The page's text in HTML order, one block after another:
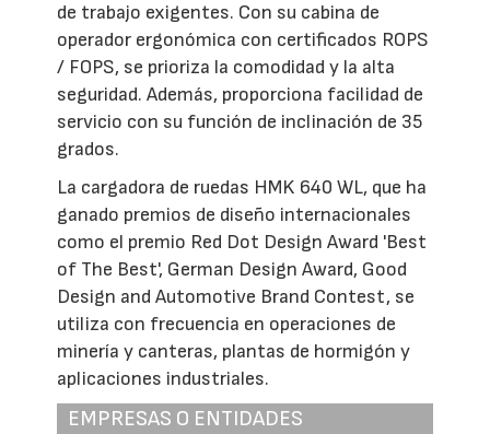
de trabajo exigentes. Con su cabina de
operador ergonómica con certificados ROPS
/ FOPS, se prioriza la comodidad y la alta
seguridad. Además, proporciona facilidad de
servicio con su función de inclinación de 35
grados.
La cargadora de ruedas HMK 640 WL, que ha
ganado premios de diseño internacionales
como el premio Red Dot Design Award 'Best
of The Best', German Design Award, Good
Design and Automotive Brand Contest, se
utiliza con frecuencia en operaciones de
minería y canteras, plantas de hormigón y
aplicaciones industriales.
EMPRESAS O ENTIDADES